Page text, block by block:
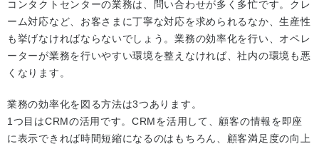
コンタクトセンターの業務は、問い合わせが多く多忙です。クレ
ーム対応など、お客さまに丁寧な対応を求められるなか、生産性
も挙げなければならないでしょう。業務の効率化を行い、オペレ
ーターが業務を行いやすい環境を整えなければ、社内の環境も悪
くなります。
業務の効率化を図る方法は3つあります。
1つ目はCRMの活用です。CRMを活用して、顧客の情報を即座
に表示できれば時間短縮になるのはもちろん、顧客満足度の向上